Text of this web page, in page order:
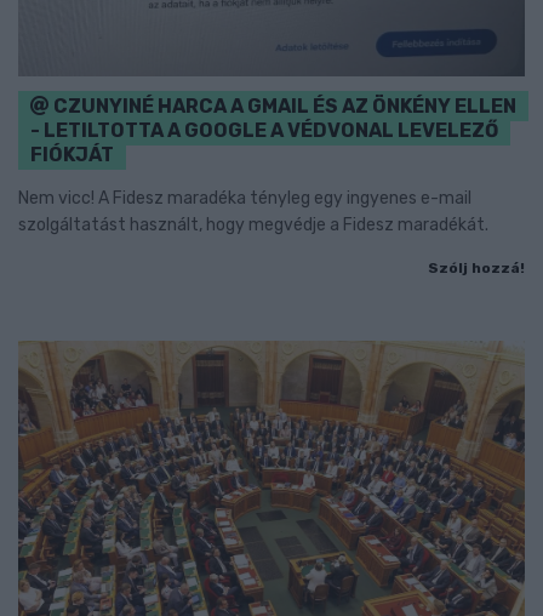
CZUNYINÉ HARCA A GMAIL ÉS AZ ÖNKÉNY ELLEN
- LETILTOTTA A GOOGLE A VÉDVONAL LEVELEZŐ
FIÓKJÁT
Nem vicc! A Fidesz maradéka tényleg egy ingyenes e-mail
szolgáltatást használt, hogy megvédje a Fidesz maradékát.
Szólj hozzá!